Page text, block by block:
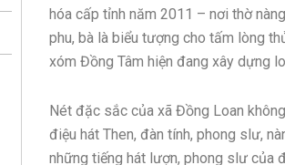
hóa cấp tỉnh năm 2011 – nơi thờ
phu, bà là biểu tượng cho tấm lòng
xóm Đồng Tâm hiện đang xây dựng
Nét đặc sắc của xã Đồng Loan
điệu hát Then, đàn tính, phong slư,
những tiếng hát lượn, phong slư của